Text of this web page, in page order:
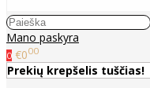
Mano paskyra
0 €000
Prekių krepšelis tuščias!